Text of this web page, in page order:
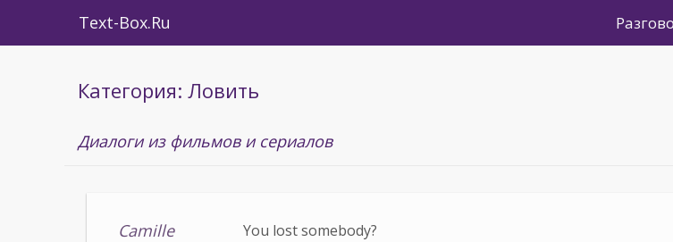
Text-Box.Ru
Категория: Ловить
Диалоги из фильмов и сериалов
Camille You lost somebody?